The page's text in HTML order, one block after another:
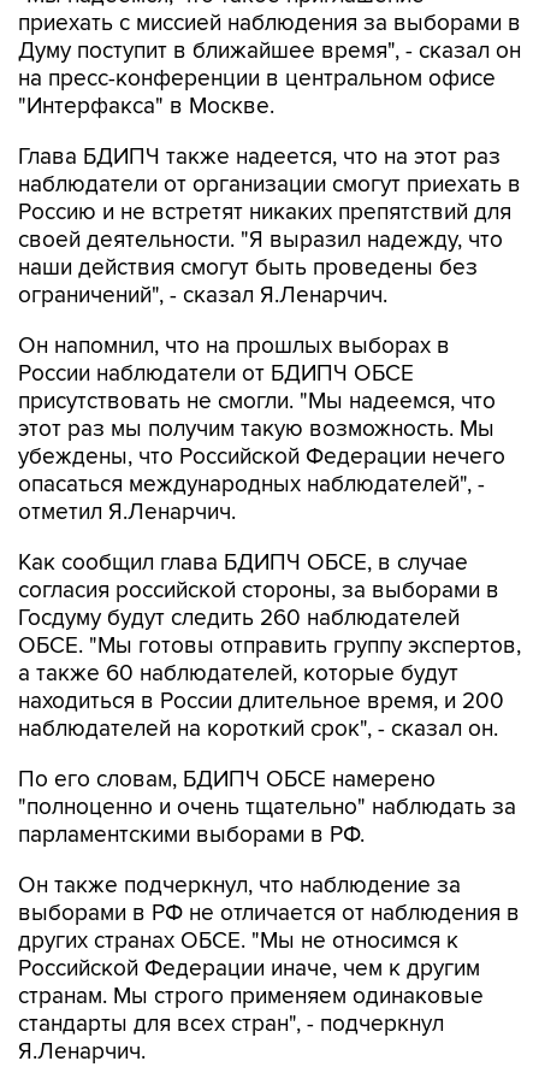
приехать с миссией наблюдения за выборами в
Думу поступит в ближайшее время", - сказал он
на пресс-конференции в центральном офисе
"Интерфакса" в Москве.
Глава БДИПЧ также надеется, что на этот раз
наблюдатели от организации смогут приехать в
Россию и не встретят никаких препятствий для
своей деятельности. "Я выразил надежду, что
наши действия смогут быть проведены без
ограничений", - сказал Я.Ленарчич.
Он напомнил, что на прошлых выборах в
России наблюдатели от БДИПЧ ОБСЕ
присутствовать не смогли. "Мы надеемся, что
этот раз мы получим такую возможность. Мы
убеждены, что Российской Федерации нечего
опасаться международных наблюдателей", -
отметил Я.Ленарчич.
Как сообщил глава БДИПЧ ОБСЕ, в случае
согласия российской стороны, за выборами в
Госдуму будут следить 260 наблюдателей
ОБСЕ. "Мы готовы отправить группу экспертов,
а также 60 наблюдателей, которые будут
находиться в России длительное время, и 200
наблюдателей на короткий срок", - сказал он.
По его словам, БДИПЧ ОБСЕ намерено
"полноценно и очень тщательно" наблюдать за
парламентскими выборами в РФ.
Он также подчеркнул, что наблюдение за
выборами в РФ не отличается от наблюдения в
других странах ОБСЕ. "Мы не относимся к
Российской Федерации иначе, чем к другим
странам. Мы строго применяем одинаковые
стандарты для всех стран", - подчеркнул
Я.Ленарчич.